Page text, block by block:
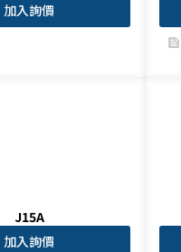
加入詢價
feed
J15A
加入詢價